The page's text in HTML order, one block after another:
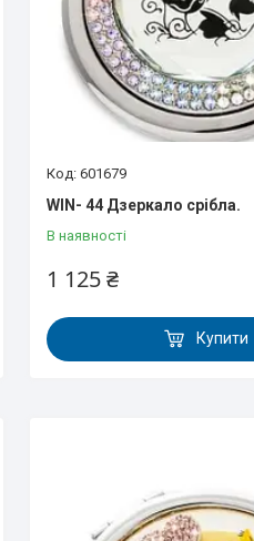
601679
WIN- 44 Дзеркало срібла.
В наявності
1 125 ₴
Купити